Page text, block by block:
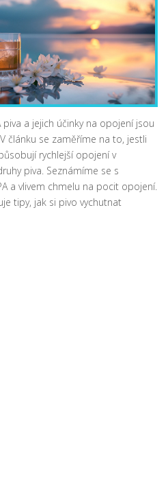
piva a jejich účinky na opojení jsou
článku se zaměříme na to, jestli
rychlejší opojení v
piva. Seznámíme se s
a vlivem chmelu na pocit opojení.
tipy, jak si pivo vychutnat